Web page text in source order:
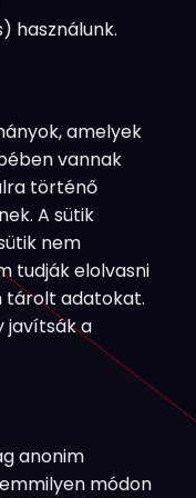
használunk.
amelyek
vannak
történő
A sütik
nem
tudják elolvasni
tárolt adatokat.
javítsák a
anonim
módon